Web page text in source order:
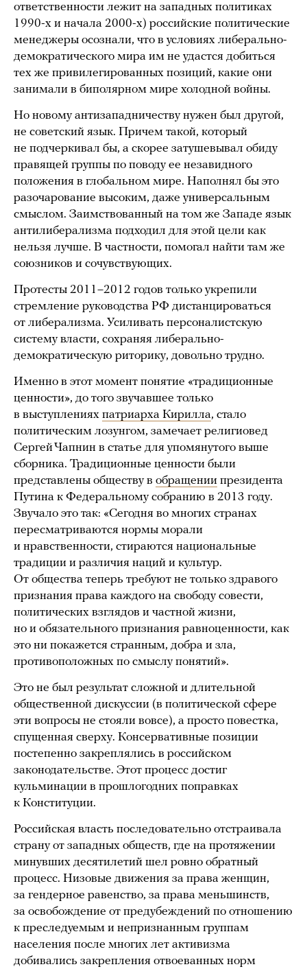
ответственности лежит на западных политиках
1990-х и начала 2000-х) российские политические
менеджеры осознали, что в условиях либерально-
демократического мира им не удастся добиться
тех же привилегированных позиций, какие они
занимали в биполярном мире холодной войны.
Но новому антизападничеству нужен был другой,
не советский язык. Причем такой, который
не подчеркивал бы, а скорее затушевывал обиду
правящей группы по поводу ее незавидного
положения в глобальном мире. Наполнял бы это
разочарование высоким, даже универсальным
смыслом. Заимствованный на том же Западе язык
антилиберализма подходил для этой цели как
нельзя лучше. В частности, помогал найти там же
союзников и сочувствующих.
Протесты 2011–2012 годов только укрепили
стремление руководства РФ дистанцироваться
от либерализма. Усиливать персоналистскую
систему власти, сохраняя либерально-
демократическую риторику, довольно трудно.
Именно в этот момент понятие «традиционные
ценности», до того звучавшее только
в выступлениях патриарха Кирилла, стало
политическим лозунгом, замечает религиовед
Сергей Чапнин в статье для упомянутого выше
сборника. Традиционные ценности были
представлены обществу в обращении президента
Путина к Федеральному собранию в 2013 году.
Звучало это так: «Сегодня во многих странах
пересматриваются нормы морали
и нравственности, стираются национальные
традиции и различия наций и культур.
От общества теперь требуют не только здравого
признания права каждого на свободу совести,
политических взглядов и частной жизни,
но и обязательного признания равноценности, как
это ни покажется странным, добра и зла,
противоположных по смыслу понятий».
Это не был результат сложной и длительной
общественной дискуссии (в политической сфере
эти вопросы не стояли вовсе), а просто повестка,
спущенная сверху. Консервативные позиции
постепенно закреплялись в российском
законодательстве. Этот процесс достиг
кульминации в прошлогодних поправках
к Конституции.
Российская власть последовательно отстраивала
страну от западных обществ, где на протяжении
минувших десятилетий шел ровно обратный
процесс. Низовые движения за права женщин,
за гендерное равенство, за права меньшинств,
за освобождение от предубеждений по отношению
к преследуемым и непризнанным группам
населения после многих лет активизма
добивались закрепления отвоеванных норм